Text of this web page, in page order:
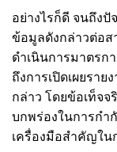
อย่างไรก็ดี จนถึงปั
ข้อมูลดังกล่าวต่อส
ดำเนินการมาตรก
ถึงการเปิดเผยรา
กล่าว โดยข้อเท็จจ
บกพร่องในการกำ
เครื่องมือสำคัญใน